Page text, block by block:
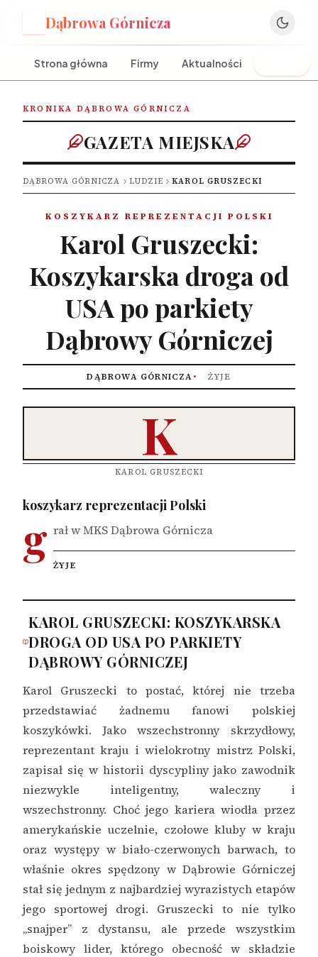
Dąbrowa Górnicza
Strona główna Firmy Aktualności
KRONIKA DĄBROWA GÓRNICZA
GAZETA MIEJSKA
DĄBROWA GÓRNICZA LUDZIE KAROL GRUSZECKI
KOSZYKARZ REPREZENTACJI POLSKI
Karol Gruszecki:
Koszykarska droga od
USA po parkiety
Dąbrowy Górniczej
DĄBROWA GÓRNICZA ŻYJE
K
KAROL GRUSZECKI
koszykarz reprezentacji Polski
g rał w MKS Dąbrowa Górnicza
ŻYJE
KAROL GRUSZECKI: KOSZYKARSKA
DROGA OD USA PO PARKIETY
DĄBROWY GÓRNICZEJ
Karol Gruszecki to postać, której nie trzeba
przedstawiać żadnemu fanowi polskiej
koszykówki. Jako wszechstronny skrzydłowy,
reprezentant kraju i wielokrotny mistrz Polski,
zapisał się w historii dyscypliny jako zawodnik
niezwykle inteligentny, waleczny i
wszechstronny. Choć jego kariera wiodła przez
amerykańskie uczelnie, czołowe kluby w kraju
oraz występy w biało-czerwonych barwach, to
właśnie okres spędzony w Dąbrowie Górniczej
stał się jednym z najbardziej wyrazistych etapów
jego sportowej drogi. Gruszecki to nie tylko
„snajper” z dystansu, ale przede wszystkim
boiskowy lider, którego obecność w składzie